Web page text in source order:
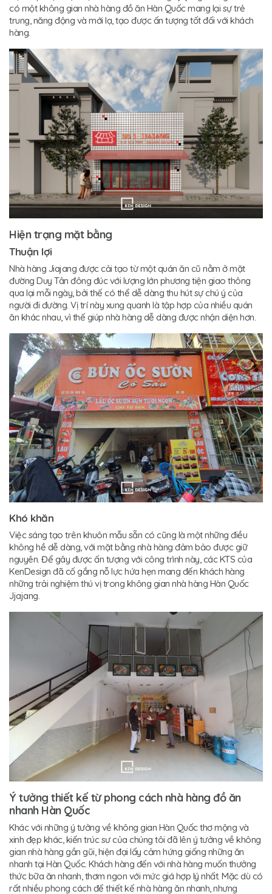
có một không gian nhà hàng đồ ăn Hàn Quốc mang lại sự trẻ
trung, năng động và mới lạ, tạo được ấn tượng tốt đối với khách
hàng.
Hiện trạng mặt bằng
Thuận lợi
Nhà hàng Jiajang được cải tạo từ một quán ăn cũ nằm ở mặt
đường Duy Tân đông đúc với lượng lớn phương tiện giao thông
qua lại mỗi ngày, bởi thế có thể dễ dàng thu hút sự chú ý của
người đi đường. Vị trí này xung quanh là tập hợp của nhiều quán
ăn khác nhau, vì thế giúp nhà hàng dễ dàng được nhận diện hơn.
Khó khăn
Việc sáng tạo trên khuôn mẫu sẵn có cũng là một những điều
không hề dễ dàng, với mặt bằng nhà hàng đảm bảo được giữ
nguyên. Để gây được ấn tượng với công trình này, các KTS của
KenDesign đã cố gắng nỗ lực hứa hẹn mang đến khách hàng
những trải nghiệm thú vị trong không gian nhà hàng Hàn Quốc
Jjajang.
Ý tưởng thiết kế từ phong cách nhà hàng đồ ăn
nhanh Hàn Quốc
Khác với những ý tưởng về không gian Hàn Quốc thơ mộng và
xinh đẹp khác, kiến trúc sư của chúng tôi đã lên ý tưởng về không
gian nhà hàng gần gũi, hiện đại lấy cảm hứng giống những ăn
nhanh tại Hàn Quốc. Khách hàng đến với nhà hàng muốn thưởng
thức bữa ăn nhanh, thơm ngon với mức giá hợp lý nhất. Mặc dù có
rất nhiều phong cách để thiết kế nhà hàng ăn nhanh, nhưng